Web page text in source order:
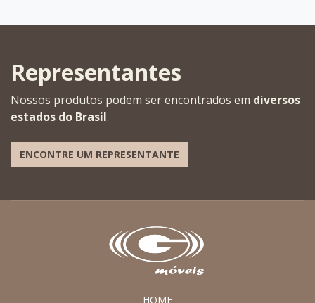
Representantes
Nossos produtos podem ser encontrados em diversos
estados do Brasil.
ENCONTRE UM REPRESENTANTE
HOME